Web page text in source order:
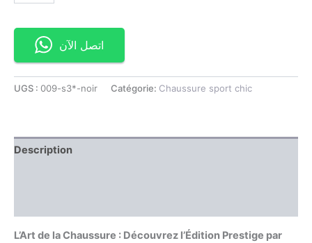
اتصل الآن
UGS : 009-s3*-noir Catégorie: Chaussure sport chic
Description
L’Art de la Chaussure : Découvrez l’Édition Prestige par